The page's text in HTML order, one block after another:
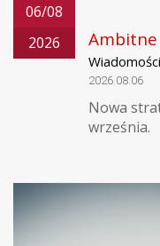
06/08
2026
Ambitne
2026.08.06
Nowa
września.